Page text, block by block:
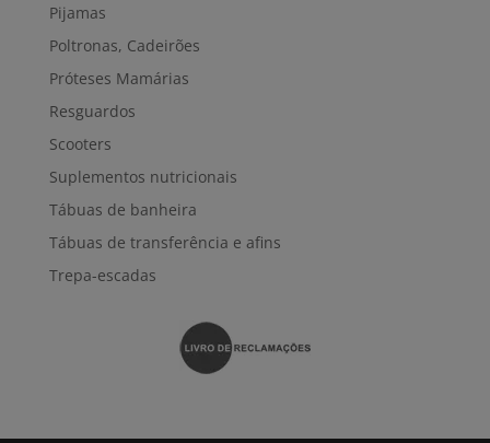
Pijamas
Poltronas, Cadeirões
Próteses Mamárias
Resguardos
Scooters
Suplementos nutricionais
Tábuas de banheira
Tábuas de transferência e afins
Trepa-escadas